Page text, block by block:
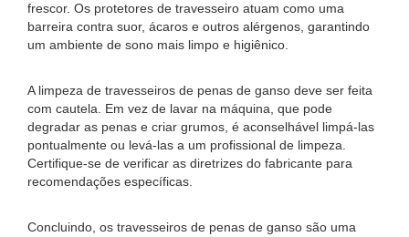
frescor. Os protetores de travesseiro atuam como uma
barreira contra suor, ácaros e outros alérgenos, garantindo
um ambiente de sono mais limpo e higiênico.
A limpeza de travesseiros de penas de ganso deve ser feita
com cautela. Em vez de lavar na máquina, que pode
degradar as penas e criar grumos, é aconselhável limpá-las
pontualmente ou levá-las a um profissional de limpeza.
Certifique-se de verificar as diretrizes do fabricante para
recomendações específicas.
Concluindo, os travesseiros de penas de ganso são uma